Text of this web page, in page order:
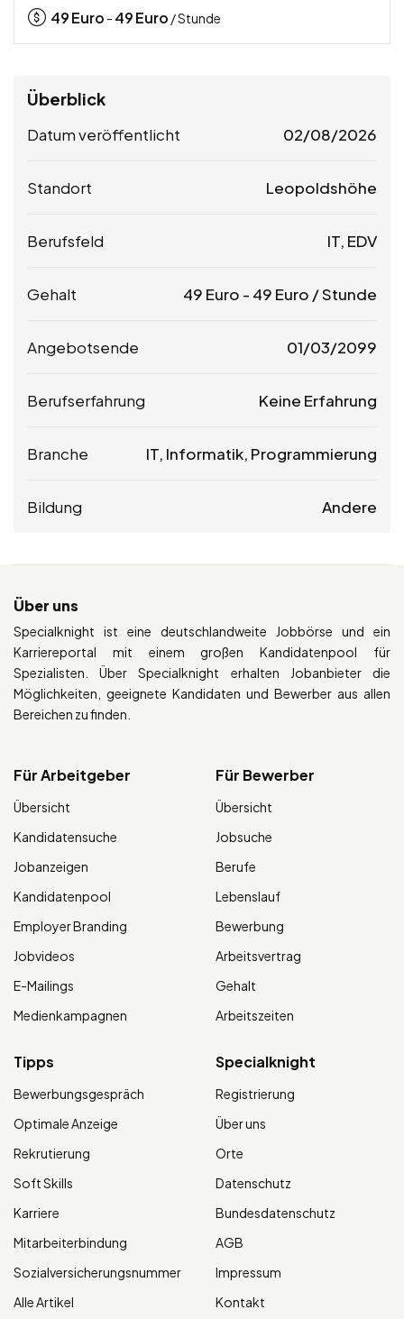
49Euro - 49Euro / Stunde
Überblick
Datum veröffentlicht 02/08/2026
Standort Leopoldshöhe
Berufsfeld IT, EDV
Gehalt 49 Euro - 49 Euro / Stunde
Angebotsende 01/03/2099
Berufserfahrung Keine Erfahrung
Branche IT, Informatik, Programmierung
Bildung Andere
Über uns
Specialknight ist eine deutschlandweite Jobbörse und ein
Karriereportal mit einem großen Kandidatenpool für
Spezialisten. Über Specialknight erhalten Jobanbieter die
Möglichkeiten, geeignete Kandidaten und Bewerber aus allen
Bereichen zu finden.
Für Arbeitgeber
Übersicht
Kandidatensuche
Jobanzeigen
Kandidatenpool
Employer Branding
Jobvideos
E-Mailings
Medienkampagnen
Für Bewerber
Übersicht
Jobsuche
Berufe
Lebenslauf
Bewerbung
Arbeitsvertrag
Gehalt
Arbeitszeiten
Tipps
Bewerbungsgespräch
Optimale Anzeige
Rekrutierung
Soft Skills
Karriere
Mitarbeiterbindung
Sozialversicherungsnummer
Alle Artikel
Specialknight
Registrierung
Über uns
Orte
Datenschutz
Bundesdatenschutz
AGB
Impressum
Kontakt